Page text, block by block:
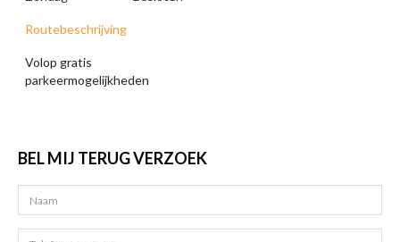
Routebeschrijving
Volop gratis
parkeermogelijkheden
BEL MIJ TERUG VERZOEK